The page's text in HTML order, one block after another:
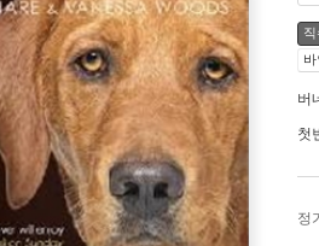
버
첫
정